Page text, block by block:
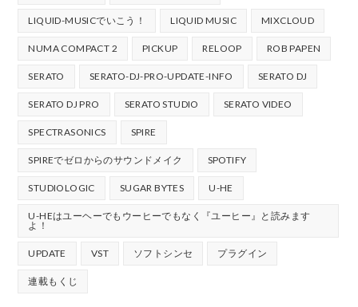
LIQUID-MUSICでいこう！ LIQUID MUSIC MIXCLOUD
NUMA COMPACT 2 PICKUP RELOOP ROB PAPEN
SERATO SERATO-DJ-PRO-UPDATE-INFO SERATO DJ
SERATO DJ PRO SERATO STUDIO SERATO VIDEO
SPECTRASONICS SPIRE
SPIREでゼロからのサウンドメイク SPOTIFY
STUDIOLOGIC SUGAR BYTES U-HE
U-HEはユーヘーでもウーヒーでもなく『ユーヒー』と読みます
よ！
UPDATE VST ソフトシンセ プラグイン
連載もくじ